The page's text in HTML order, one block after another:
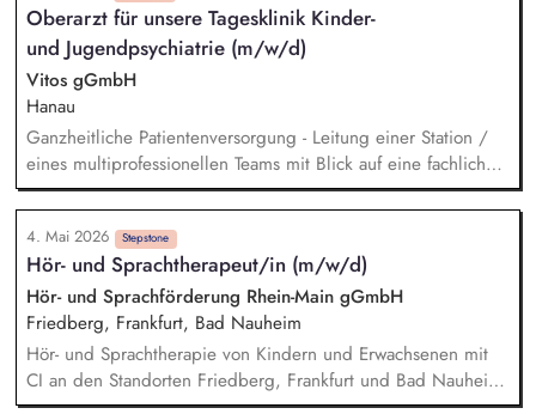
und Kunden bei der Integration in die Wohngruppe. Du
organisierst wohngruppenübergreifende Angebote und
Veranstaltungen, die die Lebensqualität und Teilhabe fördern.
Du arbeitest mit Dienstleistern und Partnern im Quartier
zusammen, um bei Bedarf Dienstleistungen zu organisieren
(Case Management) und die Vernetzung mit dem
Gemeinwesen zu fördern.
Oberarzt für unsere Tagesklinik Kinder-
und Jugendpsychiatrie (m/w/d)
Vitos gGmbH
Hanau
Ganzheitliche Patientenversorgung - Leitung einer Station /
eines multiprofessionellen Teams mit Blick auf eine fachlich
fundierte und menschlich zugewandte Versorgung.
Supervision und fachliche Anleitung - Begleitung ärztlicher
und psychologischer Mitarbeitender sowie Förderung einer
reflektierten, wertschätzenden und patientenorientierten
Haltung. Weiterentwicklung des Versorgungsangebots -
Aktive Gestaltung passgenauer Angebote für Kinder,
Jugendliche und Familien sowie Mitwirkung an der
konzeptionellen Weiterentwicklung der Klinik.
4. Mai 2026 Stepstone
Hör- und Sprachtherapeut/in (m/w/d)
Hör- und Sprachförderung Rhein-Main gGmbH
Friedberg, Frankfurt, Bad Nauheim
Hör- und Sprachtherapie von Kindern und Erwachsenen mit
CI an den Standorten Friedberg, Frankfurt und Bad Nauheim
(MEDIAN Kaiserbergklinik) Einzel- und Gruppentherapie